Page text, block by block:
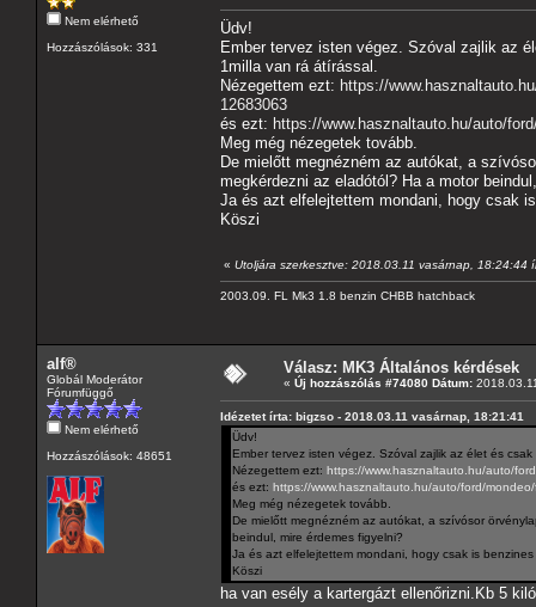
Nem elérhető
Hozzászólások: 331
Üdv!
Ember tervez isten végez. Szóval zajlik az
1milla van rá átírással.
Nézegettem ezt: https://
12683063
és ezt: https://www.hasznaltauto.hu/auto/
Meg még nézegetek tovább.
De mielőtt megnézném az autókat, a
megkérdezni az eladótól? Ha a motor
Ja és azt elfelejtettem mondani, hogy csak
Köszi
« Utoljára szerkesztve: 2018.03.11 vasárnap, 18:24:44
2003.09. FL Mk3 1.8 benzin CHBB hatchback
alf®
Globál Moderátor
Fórumfüggő
Nem elérhető
Hozzászólások: 48651
Válasz: MK3 Általános kérdések
« Új hozzászólás #74080 Dátum:
Idézetet írta: bigzso - 2018.03.11 vasárnap, 18:21:41
Üdv!
Ember tervez isten végez. Szóval zajlik az élet és
Nézegettem ezt: https://www.hasznaltauto.hu/auto/
és ezt: https://www.hasznaltauto.hu/auto/ford/
Meg még nézegetek tovább.
De mielőtt megnézném az autókat, a szívósor
beindul, mire érdemes figyelni?
Ja és azt elfelejtettem mondani, hogy csak is
Köszi
ha van esély a kartergázt ellenőrizni.Kb 5